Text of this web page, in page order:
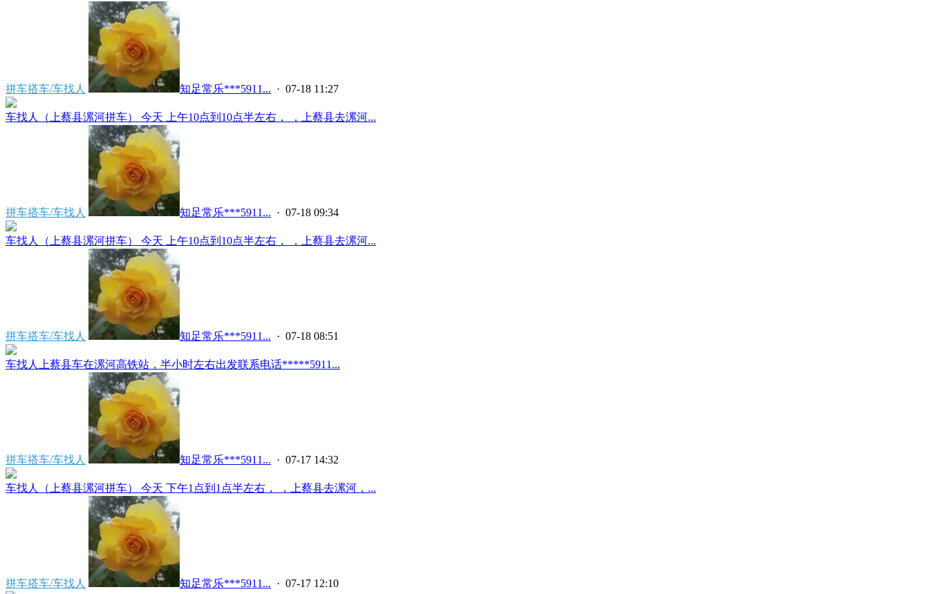
拼车搭车/车找人 知足常乐***5911... · 07-18 11:27
车找人（上蔡县漯河拼车） 今天 上午10点到10点半左右， ，上蔡县去漯河...
拼车搭车/车找人 知足常乐***5911... · 07-18 09:34
车找人（上蔡县漯河拼车） 今天 上午10点到10点半左右， ，上蔡县去漯河...
拼车搭车/车找人 知足常乐***5911... · 07-18 08:51
车找人上蔡县车在漯河高铁站，半小时左右出发联系电话*****5911...
拼车搭车/车找人 知足常乐***5911... · 07-17 14:32
车找人（上蔡县漯河拼车） 今天 下午1点到1点半左右， ，上蔡县去漯河，...
拼车搭车/车找人 知足常乐***5911... · 07-17 12:10